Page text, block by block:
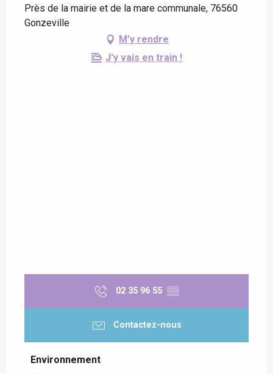
Près de la mairie et de la mare communale, 76560
Gonzeville
M'y rendre
J'y vais en train !
02 35 96 55 ▒▒
Contactez-nous
Environnement
Environnement